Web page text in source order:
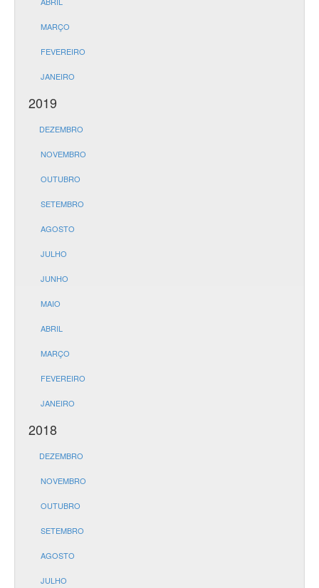
MARÇO
FEVEREIRO
JANEIRO
2019
DEZEMBRO
NOVEMBRO
OUTUBRO
SETEMBRO
AGOSTO
JULHO
JUNHO
MAIO
ABRIL
MARÇO
FEVEREIRO
JANEIRO
2018
DEZEMBRO
NOVEMBRO
OUTUBRO
SETEMBRO
AGOSTO
JULHO